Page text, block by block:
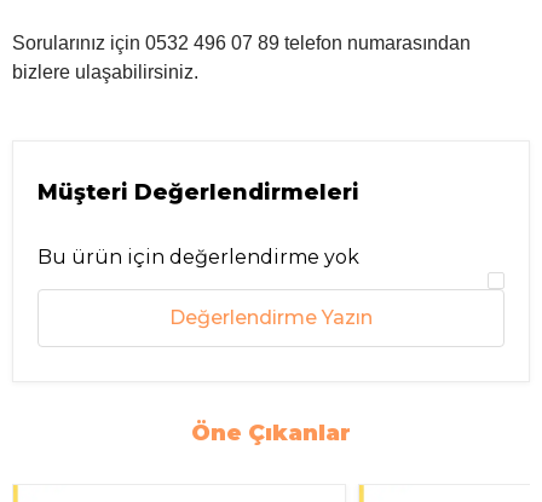
Sorularınız için 0532 496 07 89 telefon numarasından
bizlere ulaşabilirsiniz.
Müşteri Değerlendirmeleri
Bu ürün için değerlendirme yok
Değerlendirme Yazın
Öne Çıkanlar